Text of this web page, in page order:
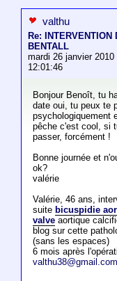
valthu
Re: INTERVENTION
BENTALL
mardi 26 janvier 2010
12:01:46
Bonjour Benoît, tu
date oui, tu peux te
psychologiquement
pêche c'est cool, si
passer, forcément !
Bonne journée et
ok?
valérie
Valérie, 46 ans,
suite bicuspidie
valveaortique
blog sur cette
(sans les espaces)
6 mois après
valthu38@gmail.com